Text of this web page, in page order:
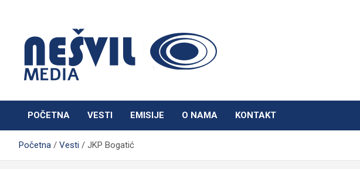
Nešvil Media Bogatić
POČETNA VESTI EMISIJE O NAMA KONTAKT
Početna Vesti JKP Bogatić